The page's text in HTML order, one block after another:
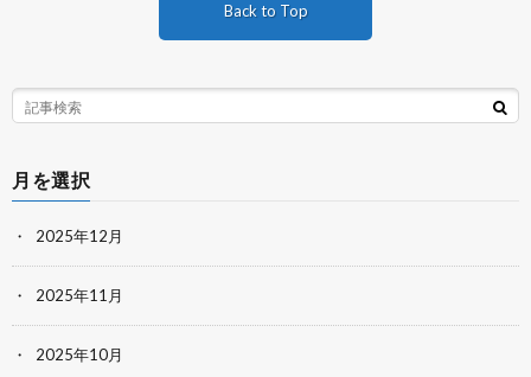
Back to Top
月を選択
2025年12月
2025年11月
2025年10月